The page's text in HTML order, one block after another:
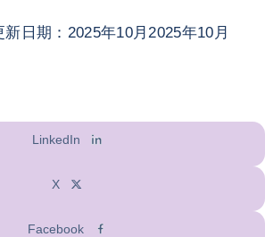
新日期：2025年10月2025年10月
LinkedIn
X
Facebook